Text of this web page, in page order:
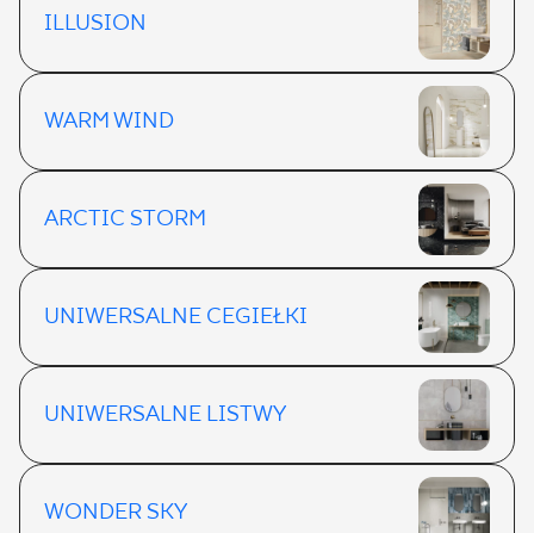
ILLUSION
WARM WIND
ARCTIC STORM
UNIWERSALNE CEGIEŁKI
UNIWERSALNE LISTWY
WONDER SKY